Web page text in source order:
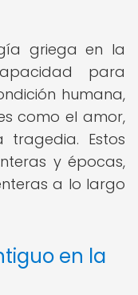
griega en la
para
humana,
como el amor,
Estos
y épocas,
a lo largo
en la